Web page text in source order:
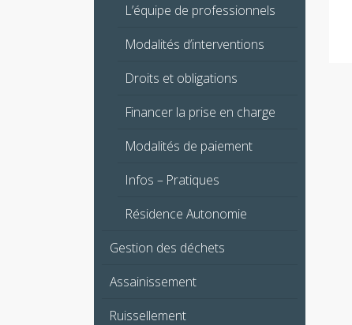
L’équipe de professionnels
Modalités d’interventions
Droits et obligations
Financer la prise en charge
Modalités de paiement
Infos – Pratiques
Résidence Autonomie
Gestion des déchets
Assainissement
Ruissellement